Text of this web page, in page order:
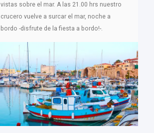
vistas sobre el mar. A las 21.00 hrs nuestro
crucero vuelve a surcar el mar, noche a
bordo -disfrute de la fiesta a bordo!-.